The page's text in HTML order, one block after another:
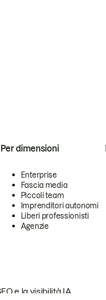
Per dimensioni
Enterprise
Fascia media
Piccoli team
Imprenditori autonomi
Liberi professionisti
Agenzie
e la visibilità IA.